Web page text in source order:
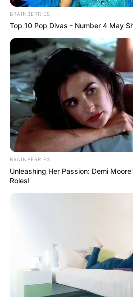
BRAINBERRIES
Top 10 Pop Divas - Number 4 May
BRAINBERRIES
Unleashing Her Passion: Demi
Roles!